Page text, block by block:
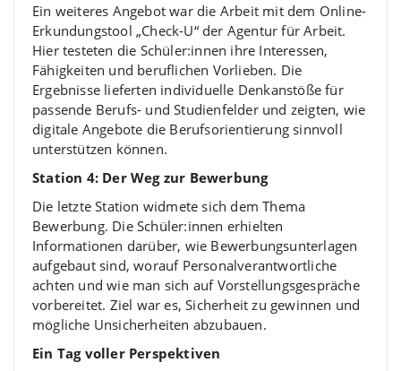
Ein weiteres Angebot war die Arbeit mit dem Online-
Erkundungstool „Check-U“ der Agentur für Arbeit.
Hier testeten die Schüler:innen ihre Interessen,
Fähigkeiten und beruflichen Vorlieben. Die
Ergebnisse lieferten individuelle Denkanstöße für
passende Berufs- und Studienfelder und zeigten, wie
digitale Angebote die Berufsorientierung sinnvoll
unterstützen können.
Station 4: Der Weg zur Bewerbung
Die letzte Station widmete sich dem Thema
Bewerbung. Die Schüler:innen erhielten
Informationen darüber, wie Bewerbungsunterlagen
aufgebaut sind, worauf Personalverantwortliche
achten und wie man sich auf Vorstellungsgespräche
vorbereitet. Ziel war es, Sicherheit zu gewinnen und
mögliche Unsicherheiten abzubauen.
Ein Tag voller Perspektiven